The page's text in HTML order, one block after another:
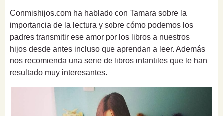
Conmishijos.com ha hablado con Tamara sobre la
importancia de la lectura y sobre cómo podemos los
padres transmitir ese amor por los libros a nuestros
hijos desde antes incluso que aprendan a leer. Además
nos recomienda una serie de libros infantiles que le han
resultado muy interesantes.